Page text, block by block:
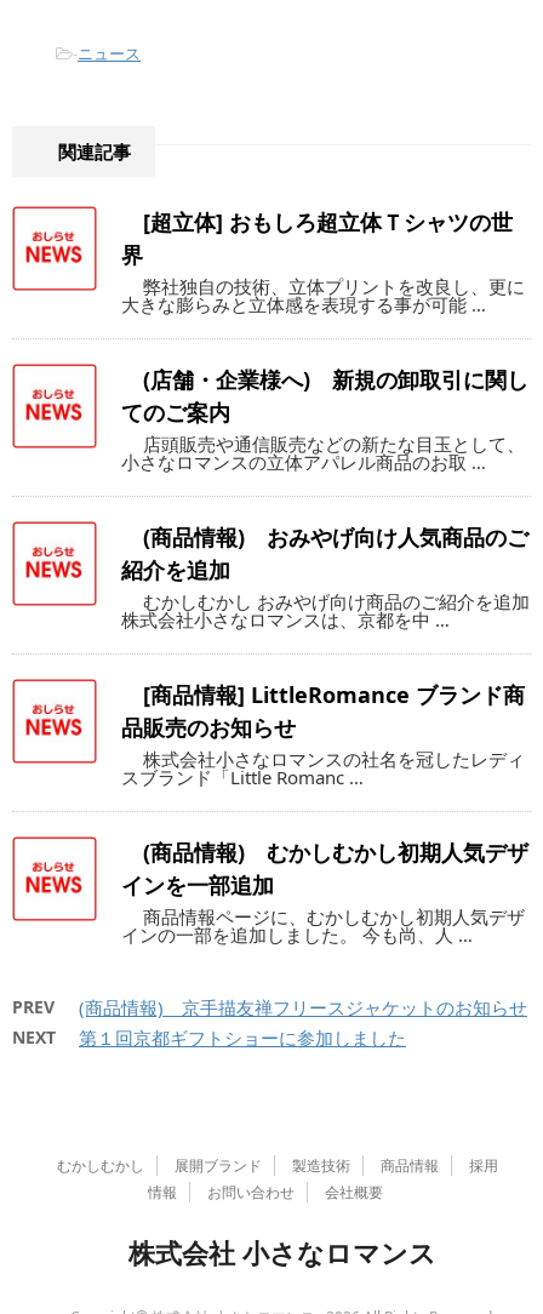
-ニュース
関連記事
[超立体] おもしろ超立体Ｔシャツの世
界
弊社独自の技術、立体プリントを改良し、更に
大きな膨らみと立体感を表現する事が可能 …
(店舗・企業様へ) 新規の卸取引に関し
てのご案内
店頭販売や通信販売などの新たな目玉として、
小さなロマンスの立体アパレル商品のお取 …
(商品情報) おみやげ向け人気商品のご
紹介を追加
むかしむかし おみやげ向け商品のご紹介を追加
株式会社小さなロマンスは、京都を中 …
[商品情報] LittleRomance ブランド商
品販売のお知らせ
株式会社小さなロマンスの社名を冠したレディ
スブランド「Little Romanc …
(商品情報) むかしむかし初期人気デザ
インを一部追加
商品情報ページに、むかしむかし初期人気デザ
インの一部を追加しました。 今も尚、人 …
PREV (商品情報) 京手描友禅フリースジャケットのお知らせ
NEXT 第１回京都ギフトショーに参加しました
むかしむかし 展開ブランド 製造技術 商品情報
採用
情報
お問い合わせ 会社概要
株式会社 小さなロマンス